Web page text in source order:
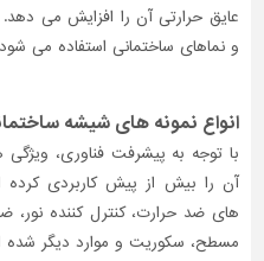
عایق حرارتی آن را افزایش می
و نماهای ساختمانی استفاده می
انواع نمونه های شیشه
با توجه به پیشرفت فناوری،
آن را بیش از پیش کاربردی
های ضد حرارت، کنترل کننده
مسطح، سکوریت و موارد دیگر